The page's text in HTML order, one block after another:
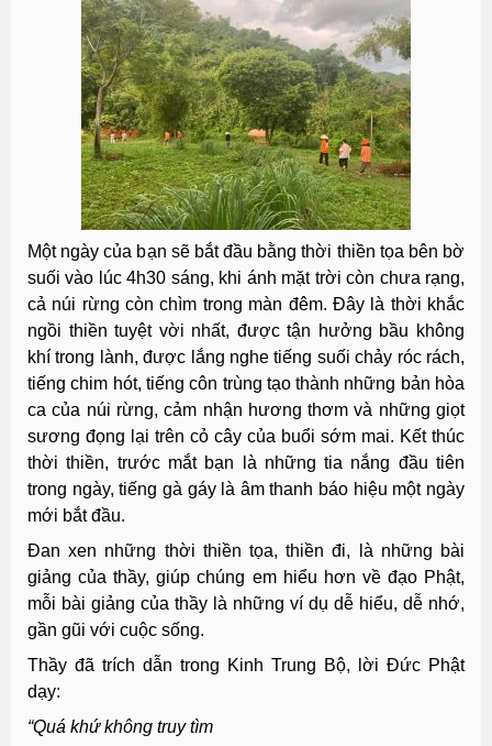
Một ngày của bạn sẽ bắt đầu bằng thời thiền tọa bên bờ
suối vào lúc 4h30 sáng, khi ánh mặt trời còn chưa rạng,
cả núi rừng còn chìm trong màn đêm. Đây là thời khắc
ngồi thiền tuyệt vời nhất, được tận hưởng bầu không
khí trong lành, được lắng nghe tiếng suối chảy róc rách,
tiếng chim hót, tiếng côn trùng tạo thành những bản hòa
ca của núi rừng, cảm nhận hương thơm và những giọt
sương đọng lại trên cỏ cây của buổi sớm mai. Kết thúc
thời thiền, trước mắt bạn là những tia nắng đầu tiên
trong ngày, tiếng gà gáy là âm thanh báo hiệu một ngày
mới bắt đầu.
Đan xen những thời thiền tọa, thiền đi, là những bài
giảng của thầy, giúp chúng em hiểu hơn về đạo Phật,
mỗi bài giảng của thầy là những ví dụ dễ hiểu, dễ nhớ,
gần gũi với cuộc sống.
Thầy đã trích dẫn trong Kinh Trung Bộ, lời Đức Phật
dạy:
“Quá khứ không truy tìm